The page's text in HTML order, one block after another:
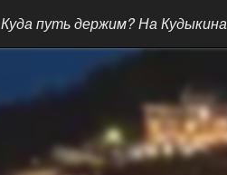
Куда путь держим? На